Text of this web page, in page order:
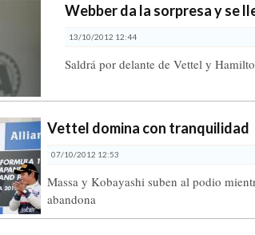
Webber da la sorpresa y se
13/10/2012 12:44
Saldrá por delante de Vettel y
Vettel domina con tranquilidad
07/10/2012 12:53
Massa y Kobayashi suben al podio
abandona